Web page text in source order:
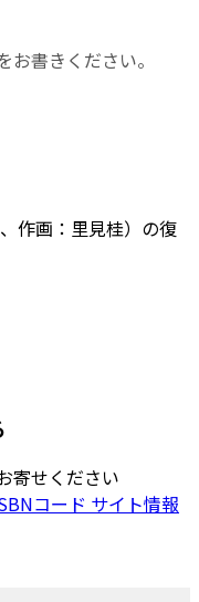
書きください。
作画：里見桂）の復
寄せください
コード サイト情報